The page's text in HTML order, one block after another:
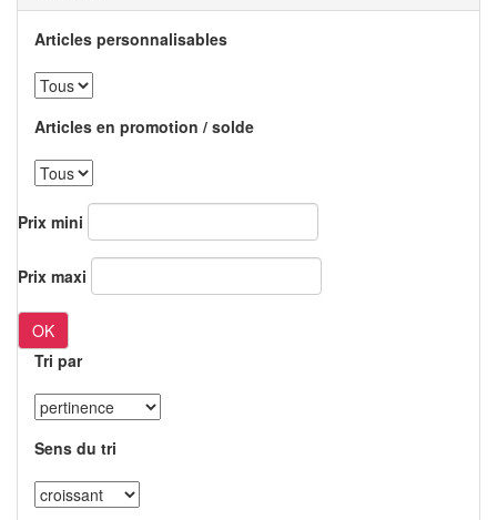
Articles personnalisables
Articles en promotion / solde
Prix mini
Prix maxi
OK
Tri par
Sens du tri